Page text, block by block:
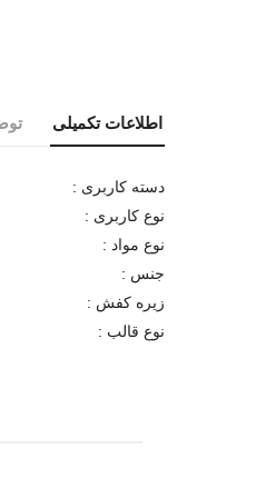
اطلاعات تکمیلی
دسته کاربری :
نوع کاربری :
نوع مواد :
جنس :
زیره کفش :
نوع قالب :